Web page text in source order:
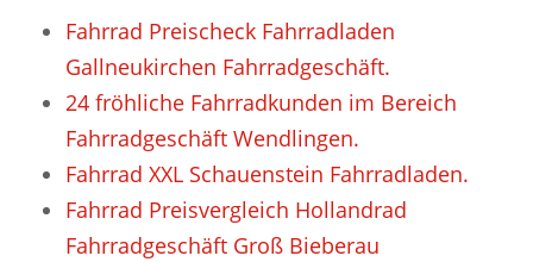
Fahrrad Preischeck Fahrradladen
Gallneukirchen Fahrradgeschäft.
24 fröhliche Fahrradkunden im Bereich
Fahrradgeschäft Wendlingen.
Fahrrad XXL Schauenstein Fahrradladen.
Fahrrad Preisvergleich Hollandrad
Fahrradgeschäft Groß Bieberau